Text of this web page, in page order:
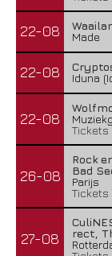
22-08
Made
22-08
Iduna
22-08
Tickets
26-08
Rock
Bad
Parijs
Tickets
27-08
rect,